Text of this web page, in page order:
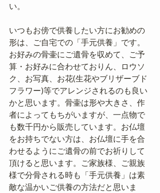
い。
いつもお傍で供養したい方にお勧めの
形は、ご自宅での「手元供養」です。
お好みの骨壷にご遺骨を収めて、ご予
算・お好みに合わせておりん、ロウソ
ク、お写真、お花(生花やブリザーブド
フラワー)等でアレンジされるのも良い
かと思います。骨壷は形や大きさ、作
者によってもちがいますが、一点物で
も数千円から販売しています。お仏壇
をお持ちでない方は、お仏壇に手を合
わせるようにご遺骨の前でお祈りして
頂けると思います。ご家族様、ご親族
様で分骨される時も「手元供養」は素
敵な温かいご供養の方法だと思いま